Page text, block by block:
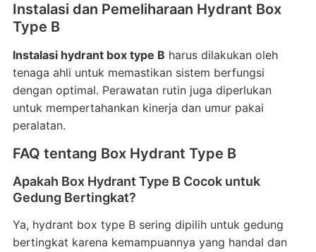
Instalasi dan Pemeliharaan Hydrant Box
Type B
Instalasi hydrant box type B harus dilakukan oleh
tenaga ahli untuk memastikan sistem berfungsi
dengan optimal. Perawatan rutin juga diperlukan
untuk mempertahankan kinerja dan umur pakai
peralatan.
FAQ tentang Box Hydrant Type B
Apakah Box Hydrant Type B Cocok untuk
Gedung Bertingkat?
Ya, hydrant box type B sering dipilih untuk gedung
bertingkat karena kemampuannya yang handal dan